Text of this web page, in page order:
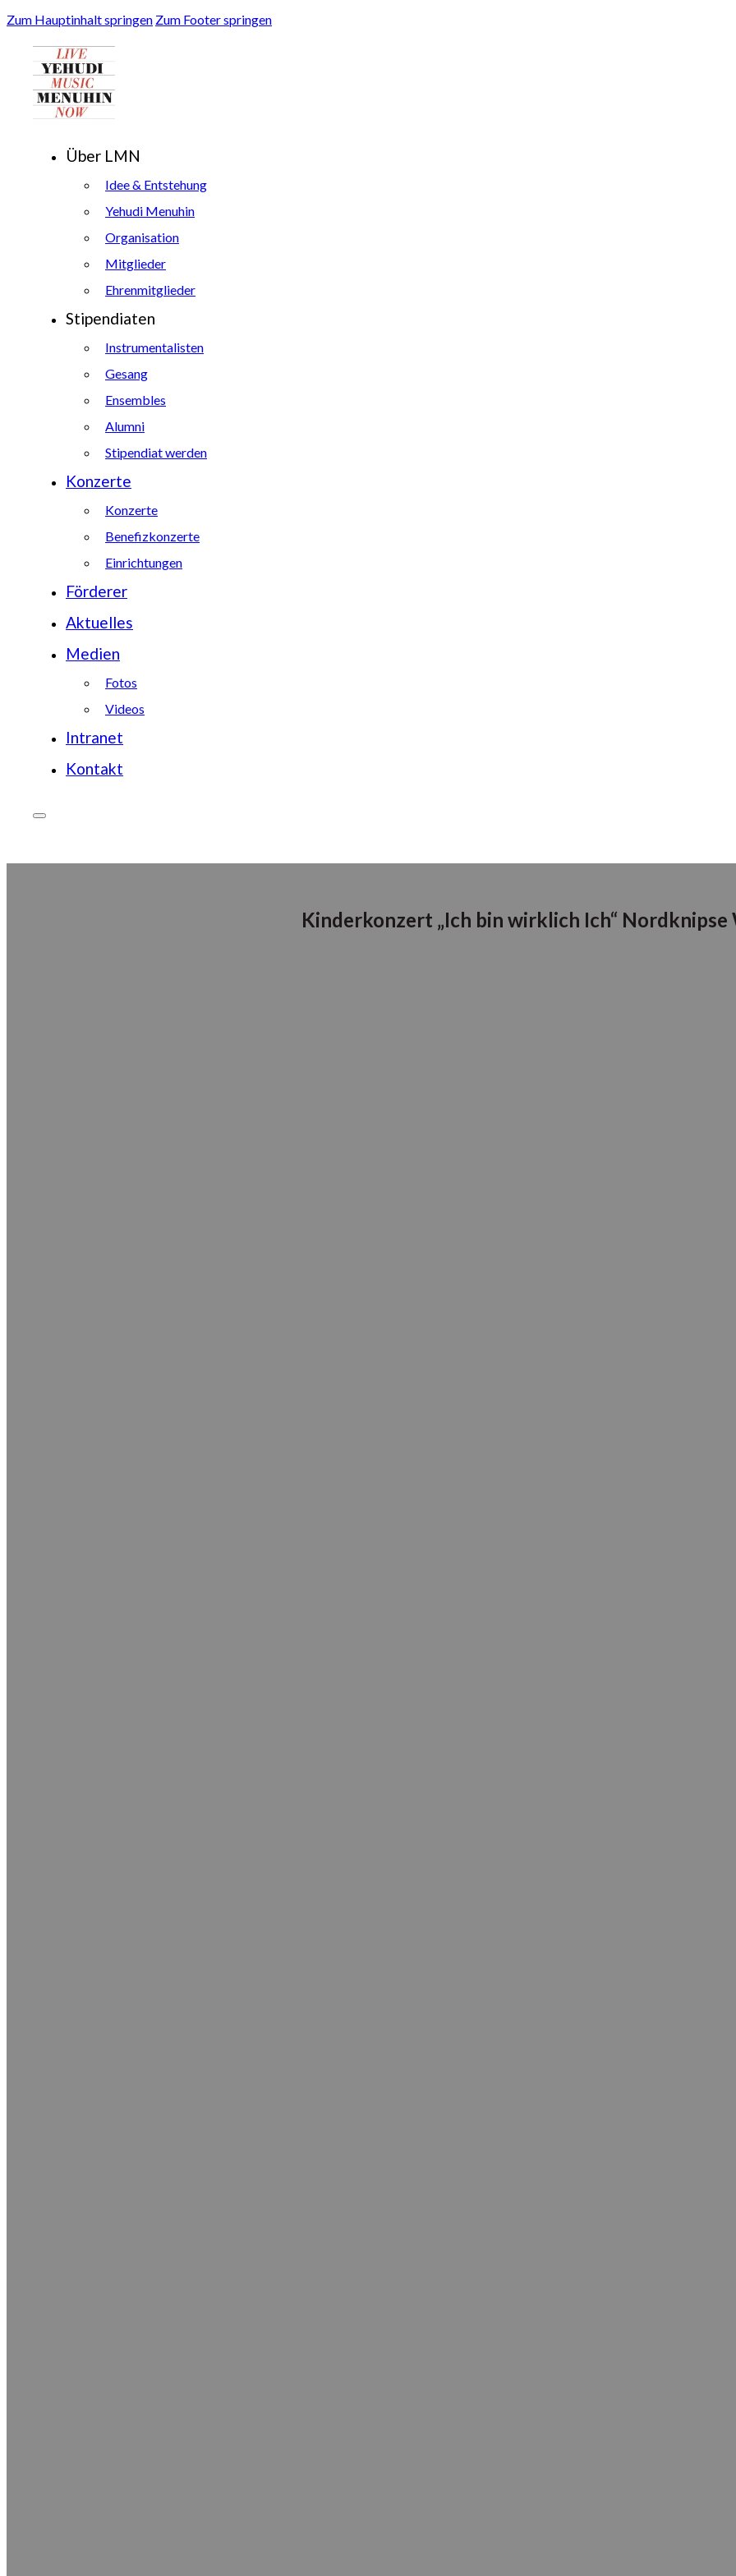
Zum Hauptinhalt springen Zum Footer springen
Über LMN
Idee & Entstehung
Yehudi Menuhin
Organisation
Mitglieder
Ehrenmitglieder
Stipendiaten
Instrumentalisten
Gesang
Ensembles
Alumni
Stipendiat werden
Konzerte
Konzerte
Benefizkonzerte
Einrichtungen
Förderer
Aktuelles
Medien
Fotos
Videos
Intranet
Kontakt
Kinderkonzert „Ich bin wirklich Ich“ Nordknipse